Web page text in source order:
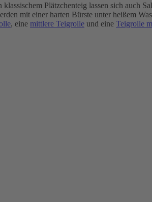
Plätzchenteig lassen sich auch
mit einer harten Bürste unter heißem
, eine mittlere Teigrolle und eine Teigrolle